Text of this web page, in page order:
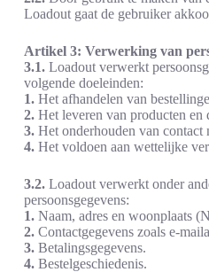
Loadout gaat de gebruiker
Artikel 3: Verwerking van
3.1.Loadout verwerkt
volgende doeleinden:
1.Het afhandelen van
2.Het leveren van producten en
3.Het onderhouden van contact
4.Het voldoen aan wettelijke
3.2.Loadout verwerkt onder
persoonsgegevens:
1.Naam, adres en woonplaats
2.Contactgegevens zoals e-
3.Betalingsgegevens.
4.Bestelgeschiedenis.